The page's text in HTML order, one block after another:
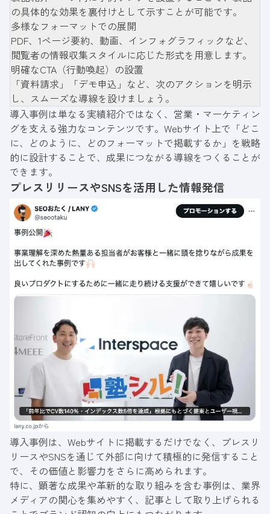
の具体的な効果を裏付けとして示すことが可能です。
多様なフォーマットでの展開
PDF、1ページ要約、動画、インフォグラフィックなど、
閲覧者の情報収集スタイルに応じた形式を用意します。
明確なCTA（行動喚起）の設置
「資料請求」「デモ申込」など、次のアクションを明示
し、スムーズな導線を設けましょう。
導入事例は単なる実績紹介ではなく、営業・マーケティン
グを支える強力なコンテンツです。Webサイト上で「どこ
に、どのように、どのフォーマットで掲載するか」を戦略
的に設計することで、成果につながる導線をつくることが
できます。
プレスリリースやSNSを活用した情報発信
導入事例は、Webサイトに掲載するだけでなく、プレスリ
リースやSNSを通じて外部に向けて積極的に発信すること
で、その価値と影響力をさらに高められます。
特に、顕著な成果や革新的な取り組みを含む事例は、業界
メディアの関心を集めやすく、記事として取り上げられる